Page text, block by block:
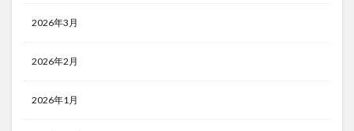
2026年3月
2026年2月
2026年1月